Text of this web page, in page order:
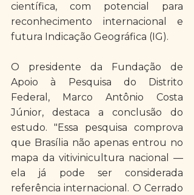
científica, com potencial para
reconhecimento internacional e
futura Indicação Geográfica (IG).
O presidente da Fundação de
Apoio à Pesquisa do Distrito
Federal, Marco Antônio Costa
Júnior, destaca a conclusão do
estudo. "Essa pesquisa comprova
que Brasília não apenas entrou no
mapa da vitivinicultura nacional —
ela já pode ser considerada
referência internacional. O Cerrado